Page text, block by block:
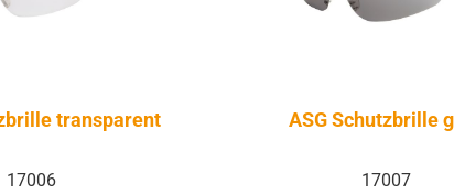
transparent
17006
ASG Schutzbrille
17007